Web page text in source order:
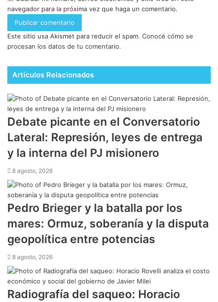
navegador para la próxima vez que haga un comentario.
Este sitio usa Akismet para reducir el spam. Conocé cómo se
procesan los datos de tu comentario.
Artículos Relacionados
Debate picante en el Conversatorio
Lateral: Represión, leyes de entrega
y la interna del PJ misionero
8 agosto, 2026
Pedro Brieger y la batalla por los
mares: Ormuz, soberanía y la disputa
geopolítica entre potencias
8 agosto, 2026
Radiografía del saqueo: Horacio